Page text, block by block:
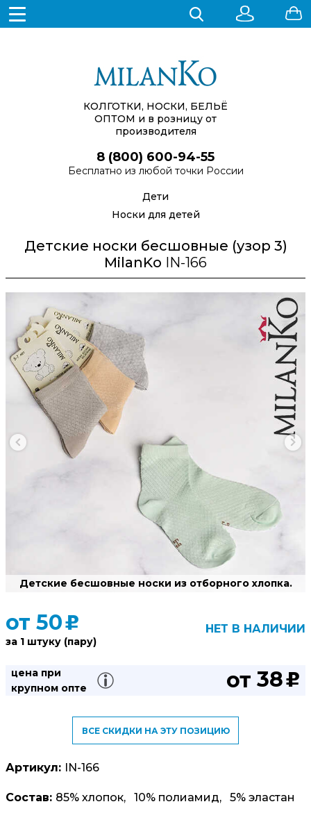
КОЛГОТКИ, НОСКИ, БЕЛЬЁ
ОПТОМ и в розницу от
производителя
8 (800) 600-94-55
Бесплатно из любой точки России
Дети
Носки для детей
Детские носки бесшовные (узор 3)
MilanKo IN-166
от 50u
за 1 штуку (пару)
НЕТ В НАЛИЧИИ
цена при
крупном опте
от 38u
ВСЕ СКИДКИ НА ЭТУ ПОЗИЦИЮ
Артикул: IN-166
Состав: 85% хлопок, 10% полиамид, 5% эластан
Детские бесшовные носки из отборного хлопка.